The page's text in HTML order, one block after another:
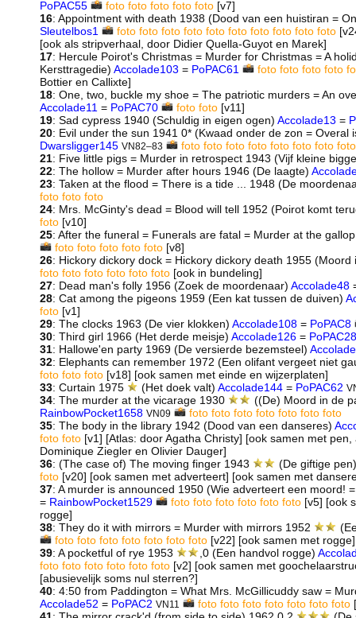
PoPAC55
foto foto foto foto foto[v7]
16: Appointment with death 1938 (Dood van een huistiran =
Sleutelbos1
foto foto foto foto foto foto foto foto foto foto
[ook als stripverhaal, door Didier Quella-Guyot en Marek]
17: Hercule Poirot's Christmas = Murder for Christmas = A
Kersttragedie) Accolade103 = PoPAC61 foto foto foto foto
Bottier en Callixte]
18: One, two, buckle my shoe = The patriotic murders = An
Accolade11 = PoPAC70 foto foto[v11]
19: Sad cypress 1940 (Schuldig in eigen ogen) Accolade13 =
20: Evil under the sun 1941 0* (Kwaad onder de zon = Overal
Dwarsligger145 VN82–83 foto foto foto foto foto foto foto foto
21: Five little pigs = Murder in retrospect 1943 (Vijf kleine
22: The hollow = Murder after hours 1946 (De laagte)
23: Taken at the flood = There is a tide ... 1948 (De
foto foto foto
24: Mrs. McGinty's dead = Blood will tell 1952 (Poirot komt
foto [v10]
25: After the funeral = Funerals are fatal = Murder at the
foto foto foto foto foto[v8]
26: Hickory dickory dock = Hickory dickory death 1955
foto foto foto foto foto foto [ook in bundeling]
27: Dead man's folly 1956 (Zoek de moordenaar) Accolade48
28: Cat among the pigeons 1959 (Een kat tussen de duiven)
foto [v1]
29: The clocks 1963 (De vier klokken) Accolade108 = PoPAC8
30: Third girl 1966 (Het derde meisje) Accolade126 = PoPAC28
31: Hallowe'en party 1969 (De versierde bezemsteel)
32: Elephants can remember 1972 (Een olifant vergeet niet
foto foto foto [v18] [ook samen met einde en wijzerplaten]
33: Curtain 1975 (Het doek valt)Accolade144 = PoPAC62
34: The murder at the vicarage 1930
((De) Moord in de
RainbowPocket1658 VN09 foto foto foto foto foto foto foto
35: The body in the library 1942 (Dood van een danseres)
foto foto [v1] [Atlas: door Agatha Christy] [ook samen met
Dominique Ziegler en Olivier Dauger]
36: (The case of) The moving finger 1943
(De giftige
foto [v20] [ook samen met adverteert] [ook samen met
37: A murder is announced 1950 (Wie adverteert een moord!
= RainbowPocket1529 foto foto foto foto foto foto[v5] [ook
rogge]
38: They do it with mirrors = Murder with mirrors 1952
foto foto foto foto foto foto foto[v22] [ook samen met rogge]
39: A pocketful of rye 1953 ,0 (Een handvol rogge)
foto foto foto foto foto foto [v2] [ook samen met
[abusievelijk soms nul sterren?]
40: 4:50 from Paddington = What Mrs. McGillicuddy saw =
Accolade52 = PoPAC2 VN11 foto foto foto foto foto foto foto